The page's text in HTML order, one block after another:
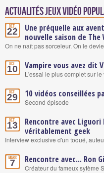
Actualités Jeux vidéo
Oct.
22
Une préquelle aux
nouvelle saison de The
On ne naît pas sorceleur. On le
Oct.
10 Vampire vous avez dit
L'essai le plus complet sur le
Oct.
29 10 vidéos conseillées
Second épisode
Oct.
13
Rencontre avec
véritablement geek
Interview exclusive d'un toqué,
Mars
7 Rencontre avec... Ron
Créateur du fameux sytème